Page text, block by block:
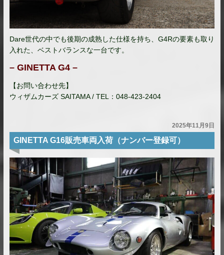
Dare世代の中でも後期の成熟した仕様を持ち、G4Rの要素も取り
入れた、ベストバランスな一台です。
– GINETTA G4 –
【お問い合わせ先】
ウィザムカーズ SAITAMA / TEL：048-423-2404
2025年11月9日
GINETTA G16販売車両入荷（ナンバー登録可）